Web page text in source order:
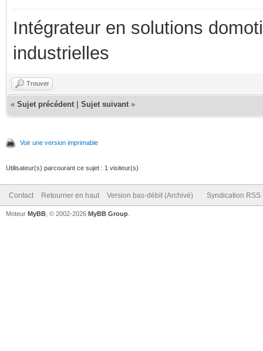
Intégrateur en solutions
industrielles
Trouver
« Sujet précédent Sujet suivant »
Voir une version imprimable
Utilisateur(s) parcourant ce sujet : 1 visiteur(s)
Contact Retourner en haut Version bas-débit (Archivé) Syndication RSS
Moteur MyBB , © 2002-2026 MyBB Group